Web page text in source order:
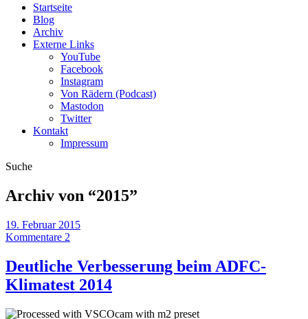
Startseite
Blog
Archiv
Externe Links
YouTube
Facebook
Instagram
Von Rädern (Podcast)
Mastodon
Twitter
Kontakt
Impressum
Suche
Archiv von “2015”
19. Februar 2015
Kommentare 2
Deutliche Verbesserung beim ADFC-
Klimatest 2014